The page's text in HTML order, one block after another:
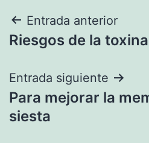
Navegación
de
entradas
Entrada anterior
Riesgos de la
Entrada siguiente
Para mejorar la
siesta